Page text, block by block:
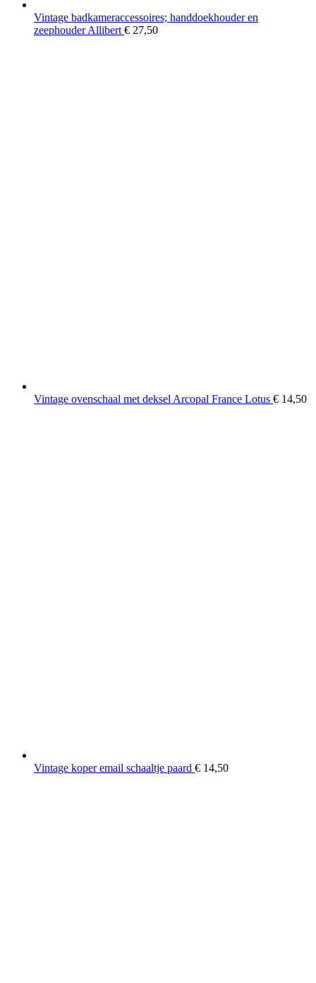
Vintage badkameraccessoires; handdoekhouder en
zeephouder Allibert € 27,50
Vintage ovenschaal met deksel Arcopal France Lotus € 14,50
Vintage koper email schaaltje paard € 14,50